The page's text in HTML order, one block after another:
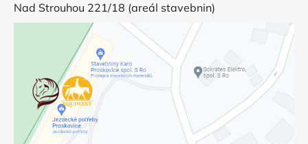
Nad Strouhou 221/18 (areál stavebnin)